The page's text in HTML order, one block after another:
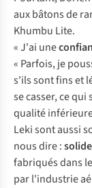
aux bâtons de
Khumbu Lite.
« J'ai une
« Parfois, je
s'ils sont fins et
se casser, ce
qualité
Leki sont aussi
nous dire :
fabriqués dans
par l'industrie